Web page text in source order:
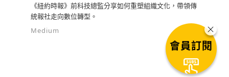
《紐約時報》前科技總監分享如何重塑組織文化，帶領傳
統報社走向數位轉型。
Medium
會員訂閱